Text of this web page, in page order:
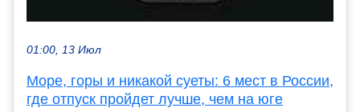
01:00, 13 Июл
Море, горы и никакой суеты: 6 мест в России,
где отпуск пройдет лучше, чем на юге